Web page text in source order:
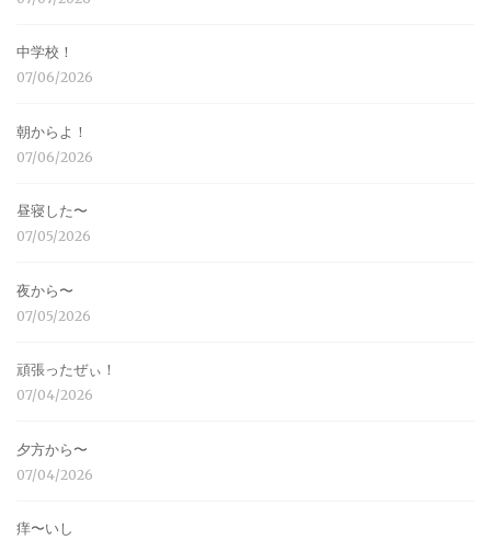
中学校！
07/06/2026
朝からよ！
07/06/2026
昼寝した〜
07/05/2026
夜から〜
07/05/2026
頑張ったぜぃ！
07/04/2026
夕方から〜
07/04/2026
痒〜いし